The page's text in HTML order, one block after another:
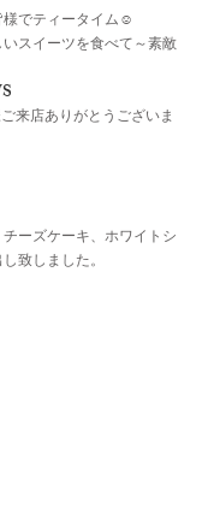
でティータイム☺
スイーツを食べて～素敵
来店ありがとうございま
ーズケーキ、ホワイトシ
致しました。